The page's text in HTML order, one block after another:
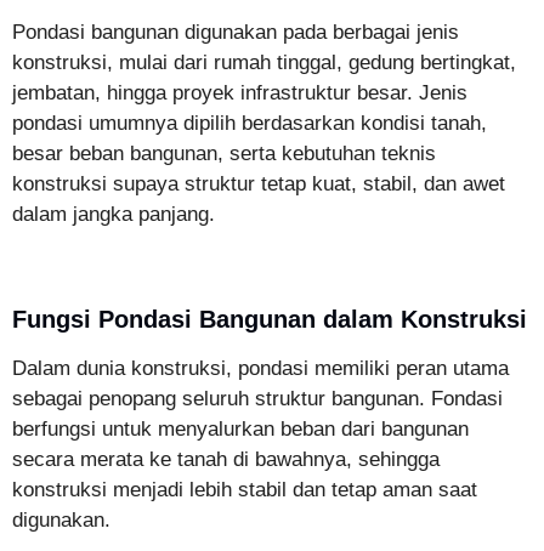
Pondasi bangunan digunakan pada berbagai jenis
konstruksi, mulai dari rumah tinggal, gedung bertingkat,
jembatan, hingga proyek infrastruktur besar. Jenis
pondasi umumnya dipilih berdasarkan kondisi tanah,
besar beban bangunan, serta kebutuhan teknis
konstruksi supaya struktur tetap kuat, stabil, dan awet
dalam jangka panjang.
Fungsi Pondasi Bangunan dalam Konstruksi
Dalam dunia konstruksi, pondasi memiliki peran utama
sebagai penopang seluruh struktur bangunan. Fondasi
berfungsi untuk menyalurkan beban dari bangunan
secara merata ke tanah di bawahnya, sehingga
konstruksi menjadi lebih stabil dan tetap aman saat
digunakan.